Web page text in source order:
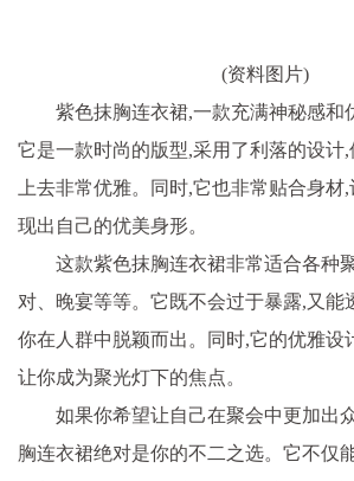
(资料图片)
紫色抹胸连衣裙,一款充满神秘感和
它是一款时尚的版型,采用了利落的设计
上去非常优雅。同时,它也非常贴合身材
现出自己的优美身形。
这款紫色抹胸连衣裙非常适合各种
对、晚宴等等。它既不会过于暴露,又能
你在人群中脱颖而出。同时,它的优雅设
让你成为聚光灯下的焦点。
如果你希望让自己在聚会中更加出
胸连衣裙绝对是你的不二之选。它不仅